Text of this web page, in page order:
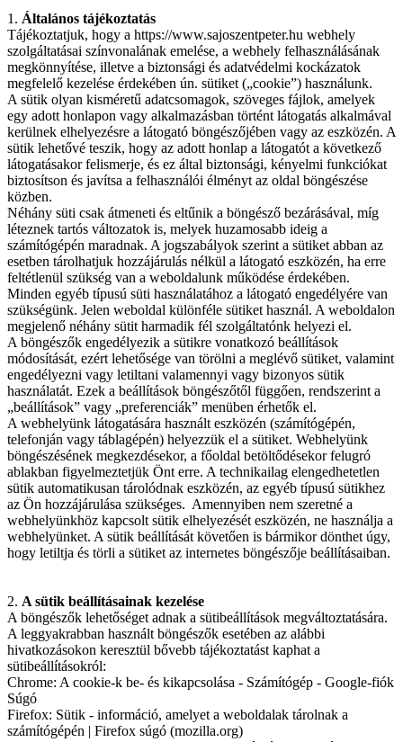
1. Általános tájékoztatás
Tájékoztatjuk, hogy a https://www.sajoszentpeter.hu webhely
szolgáltatásai színvonalának emelése, a webhely felhasználásának
megkönnyítése, illetve a biztonsági és adatvédelmi kockázatok
megfelelő kezelése érdekében ún. sütiket („cookie”) használunk.
A sütik olyan kisméretű adatcsomagok, szöveges fájlok, amelyek
egy adott honlapon vagy alkalmazásban történt látogatás alkalmával
kerülnek elhelyezésre a látogató böngészőjében vagy az eszközén. A
sütik lehetővé teszik, hogy az adott honlap a látogatót a következő
látogatásakor felismerje, és ez által biztonsági, kényelmi funkciókat
biztosítson és javítsa a felhasználói élményt az oldal böngészése
közben.
Néhány süti csak átmeneti és eltűnik a böngésző bezárásával, míg
léteznek tartós változatok is, melyek huzamosabb ideig a
számítógépén maradnak. A jogszabályok szerint a sütiket abban az
esetben tárolhatjuk hozzájárulás nélkül a látogató eszközén, ha erre
feltétlenül szükség van a weboldalunk működése érdekében.
Minden egyéb típusú süti használatához a látogató engedélyére van
szükségünk. Jelen weboldal különféle sütiket használ. A weboldalon
megjelenő néhány sütit harmadik fél szolgáltatónk helyezi el.
A böngészők engedélyezik a sütikre vonatkozó beállítások
módosítását, ezért lehetősége van törölni a meglévő sütiket, valamint
engedélyezni vagy letiltani valamennyi vagy bizonyos sütik
használatát. Ezek a beállítások böngészőtől függően, rendszerint a
„beállítások” vagy „preferenciák” menüben érhetők el.
A webhelyünk látogatására használt eszközén (számítógépén,
telefonján vagy táblagépén) helyezzük el a sütiket. Webhelyünk
böngészésének megkezdésekor, a főoldal betöltődésekor felugró
ablakban figyelmeztetjük Önt erre. A technikailag elengedhetetlen
sütik automatikusan tárolódnak eszközén, az egyéb típusú sütikhez
az Ön hozzájárulása szükséges. Amennyiben nem szeretné a
webhelyünkhöz kapcsolt sütik elhelyezését eszközén, ne használja a
webhelyünket. A sütik beállítását követően is bármikor dönthet úgy,
hogy letiltja és törli a sütiket az internetes böngészője beállításaiban.
2. A sütik beállításainak kezelése
A böngészők lehetőséget adnak a sütibeállítások megváltoztatására.
A leggyakrabban használt böngészők esetében az alábbi
hivatkozásokon keresztül bővebb tájékoztatást kaphat a
sütibeállításokról:
Chrome: A cookie-k be- és kikapcsolása - Számítógép - Google-fiók
Súgó
Firefox: Sütik - információ, amelyet a weboldalak tárolnak a
számítógépén | Firefox súgó (mozilla.org)